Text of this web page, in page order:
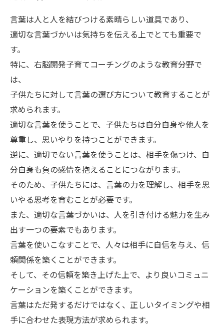
言葉は人と人を結びつける素晴らしい道具であり、
適切な言葉づかいは気持ちを伝える上でとても重要で
す。
特に、右脳開発子育てコーチングのような教育分野で
は、
子供たちに対して言葉の選び方について教育することが
求められます。
適切な言葉を使うことで、子供たちは自分自身や他人を
尊重し、思いやりを持つことができます。
逆に、適切でない言葉を使うことは、相手を傷つけ、自
分自身も負の感情を抱えることにつながります。
そのため、子供たちには、言葉の力を理解し、相手を思
いやる思考を育むことが必要です。
また、適切な言葉づかいは、人を引き付ける魅力を生み
出す一つの要素でもあります。
言葉を使いこなすことで、人々は相手に自信を与え、信
頼関係を築くことができます。
そして、その信頼を築き上げた上で、より良いコミュニ
ケーションを築くことができます。
言葉はただ発するだけではなく、正しいタイミングや相
手に合わせた表現方法が求められます。